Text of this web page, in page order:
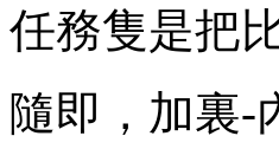
任務隻是把比
隨即，